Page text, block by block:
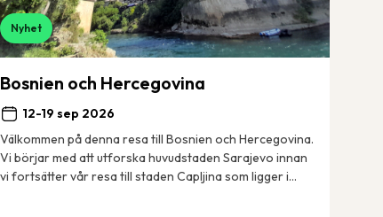
Nyhet
Bosnien och Hercegovina
12-19 sep 2026
Välkommen på denna resa till Bosnien och Hercegovina.
Vi börjar med att utforska huvudstaden Sarajevo innan
vi fortsätter vår resa till staden Capljina som ligger i